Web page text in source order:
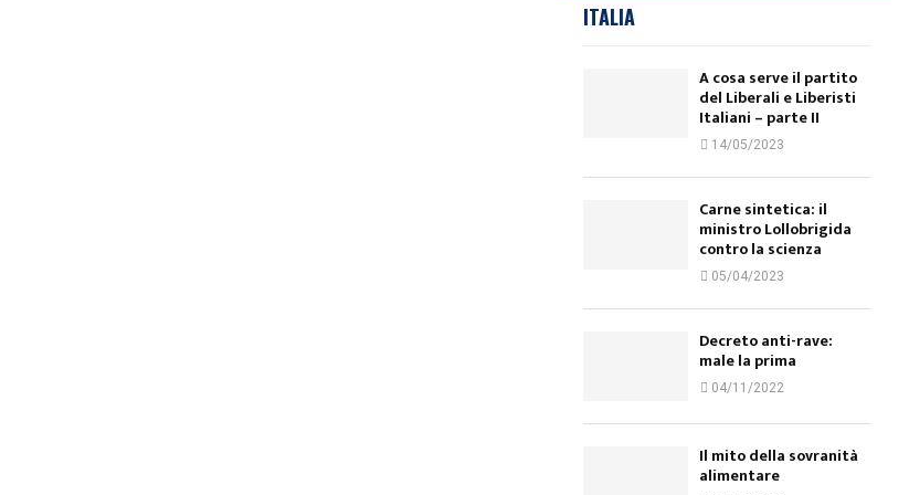
ITALIA
A cosa serve il partito
del Liberali e Liberisti
Italiani – parte II
14/05/2023
Carne sintetica: il
ministro Lollobrigida
contro la scienza
05/04/2023
Decreto anti-rave:
male la prima
04/11/2022
Il mito della sovranità
alimentare